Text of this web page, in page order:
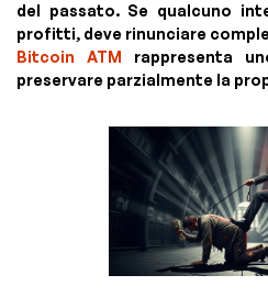
del passato. Se qualcuno
profitti, deve rinunciare
Bitcoin ATM rappresenta
preservare parzialmente la